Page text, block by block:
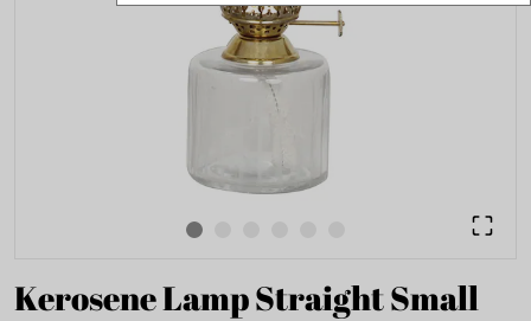
Kerosene Lamp Straight Small